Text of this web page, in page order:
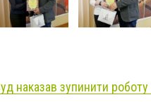
наказав зупинити